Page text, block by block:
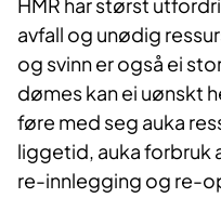
avfall og unødig
og svinn er også ei
dømes kan ei uønskt
føre med seg auka
liggetid, auka forbruk
re-innlegging og re-